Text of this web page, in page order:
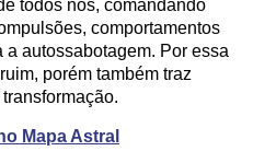
todos nós, comandando
comportamentos
autossabotagem. Por essa
porém também traz
Mapa Astral